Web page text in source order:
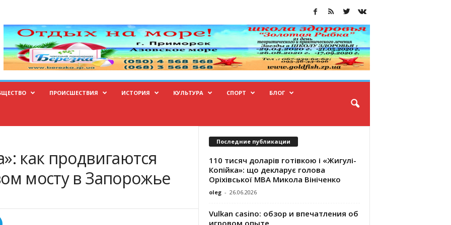
ПРОИСШЕСТВИЯ ИСТОРИЯ КУЛЬТУРА СПОРТ БЛОГ
как продвигаются
мосту в Запорожье
Последние публикации
110 тисяч доларів готівкою і «Жигулі-
Копійка»: що декларує голова
Оріхівської МВА Микола Вініченко
oleg - 26.06.2026
Vulkan casino: обзор и впечатления об
игровом опыте